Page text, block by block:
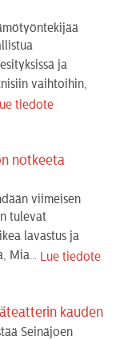
ja
vaihtoihin,
Lue tiedote
notkeeta
viimeisen
tulevat
lavastus ja
Mia...
Lue tiedote
kauden
Seinäjoen